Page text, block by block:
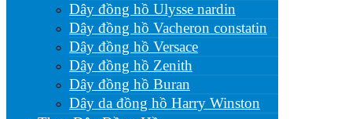
Dây đồng hồ Ulysse nardin
Dây đồng hồ Vacheron constatin
Dây đồng hồ Versace
Dây đồng hồ Zenith
Dây đồng hồ Buran
Dây da đồng hồ Harry Winston